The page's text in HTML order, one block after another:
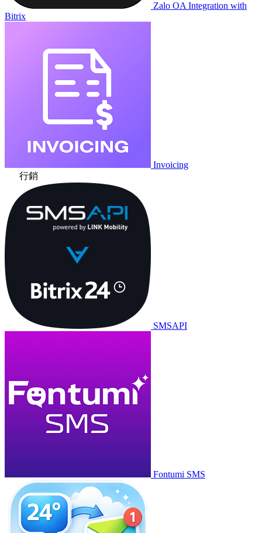
Zalo OA Integration with
Bitrix
Invoicing
行銷
SMSAPI
Fontumi SMS